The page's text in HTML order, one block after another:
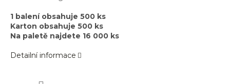
1 balení obsahuje 500 ks
Karton obsahuje 500 ks
Na paletě najdete 16 000 ks
Detailní informace